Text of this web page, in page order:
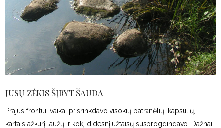
JŪSŲ ZĖKIS ŠĮRYT ŠAUDA
Prajus frontui, vaikai prisrinkdavo visokių patranėlių, kapsulių,
kartais ažkūrį laužų ir kokį didesnį užtaisų susprogdindavo. Dažnai